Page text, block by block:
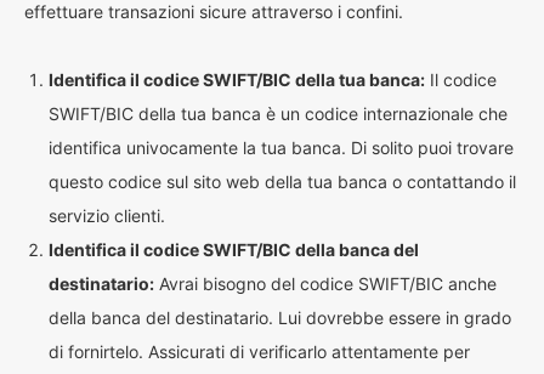
effettuare transazioni sicure attraverso i confini.
Identifica il codice SWIFT/BIC della tua banca: Il codice
SWIFT/BIC della tua banca è un codice internazionale che
identifica univocamente la tua banca. Di solito puoi trovare
questo codice sul sito web della tua banca o contattando il
servizio clienti.
Identifica il codice SWIFT/BIC della banca del
destinatario: Avrai bisogno del codice SWIFT/BIC anche
della banca del destinatario. Lui dovrebbe essere in grado
di fornirtelo. Assicurati di verificarlo attentamente per